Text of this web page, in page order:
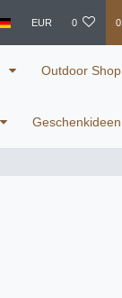
EUR 0 0
Outdoor Shop
Geschenkideen